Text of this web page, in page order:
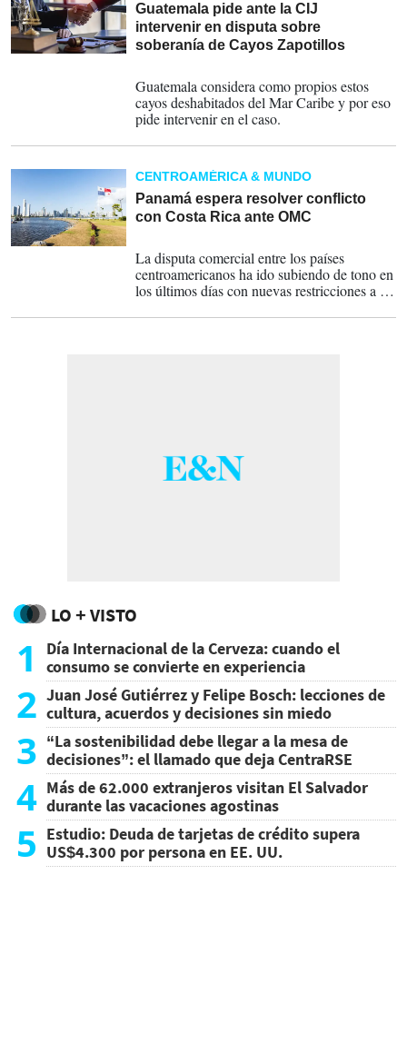
Guatemala pide ante la CIJ
intervenir en disputa sobre
soberanía de Cayos Zapotillos
Guatemala considera como propios estos
cayos deshabitados del Mar Caribe y por eso
pide intervenir en el caso.
CENTROAMÉRICA & MUNDO
Panamá espera resolver conflicto
con Costa Rica ante OMC
La disputa comercial entre los países
centroamericanos ha ido subiendo de tono en
los últimos días con nuevas restricciones a la
LO + VISTO
1
Día Internacional de la Cerveza: cuando el
consumo se convierte en experiencia
2 Juan José Gutiérrez y Felipe Bosch: lecciones de
cultura, acuerdos y decisiones sin miedo
3 “La sostenibilidad debe llegar a la mesa de
decisiones”: el llamado que deja CentraRSE
4 Más de 62.000 extranjeros visitan El Salvador
durante las vacaciones agostinas
5 Estudio: Deuda de tarjetas de crédito supera
US$4.300 por persona en EE. UU.